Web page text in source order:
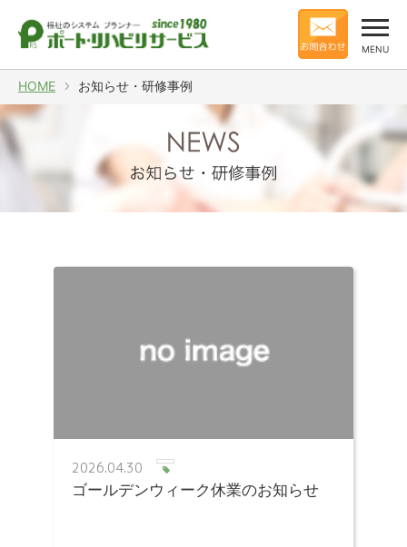
HOME お知らせ・研修事例
2026.04.30
ゴールデンウィーク休業のお知らせ